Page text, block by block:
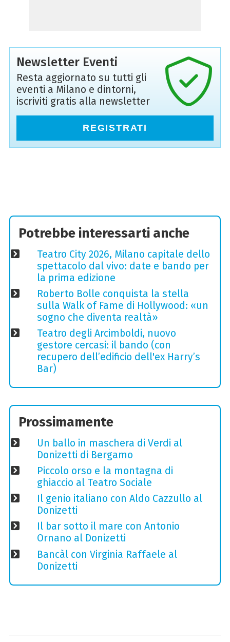
Newsletter Eventi
Resta aggiornato su tutti gli
eventi a Milano e dintorni,
iscriviti gratis alla newsletter
REGISTRATI
Potrebbe interessarti anche
Teatro City 2026, Milano capitale dello
spettacolo dal vivo: date e bando per
la prima edizione
Roberto Bolle conquista la stella
sulla Walk of Fame di Hollywood: «un
sogno che diventa realtà»
Teatro degli Arcimboldi, nuovo
gestore cercasi: il bando (con
recupero dell’edificio dell'ex Harry’s
Bar)
Prossimamente
Un ballo in maschera di Verdi al
Donizetti di Bergamo
Piccolo orso e la montagna di
ghiaccio al Teatro Sociale
Il genio italiano con Aldo Cazzullo al
Donizetti
Il bar sotto il mare con Antonio
Ornano al Donizetti
Bancàl con Virginia Raffaele al
Donizetti